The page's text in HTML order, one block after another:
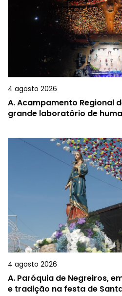
4 agosto 2026
A.Acampamento Regional
grande laboratório de
4 agosto 2026
A. Paróquia de Negreiros,
e tradição na festa de